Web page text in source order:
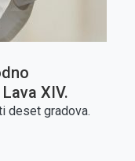
XIV.
deset gradova.